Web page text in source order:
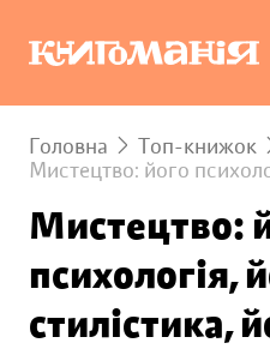
Головна Топ-книжок
Мистецтво:
психологія,
стилістика,